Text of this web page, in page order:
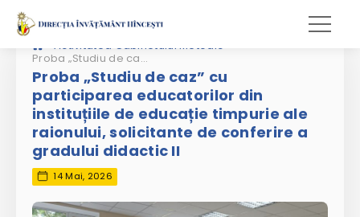
Activitatea Cabinetului Metodic
Proba „Studiu de caz” cu participarea educatorilor din instituțiile de educație timpurie ale raionului, solicitante de conferire a gradului didactic II
Proba „Studiu de caz” cu
participarea educatorilor din
instituțiile de educație timpurie ale
raionului, solicitante de conferire a
gradului didactic II
14 Mai, 2026